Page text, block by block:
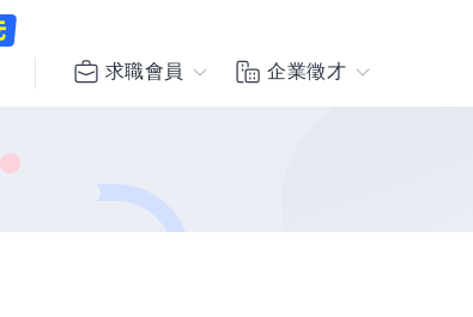
求職會員 企業徵才